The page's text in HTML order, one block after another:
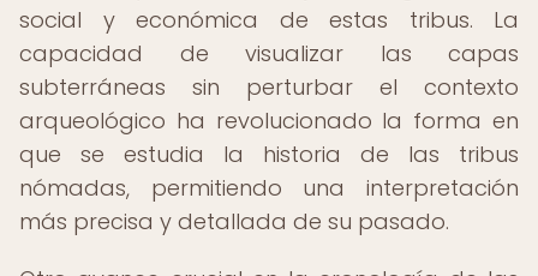
social y económica de estas tribus. La
capacidad de visualizar las capas
subterráneas sin perturbar el contexto
arqueológico ha revolucionado la forma en
que se estudia la historia de las tribus
nómadas, permitiendo una interpretación
más precisa y detallada de su pasado.